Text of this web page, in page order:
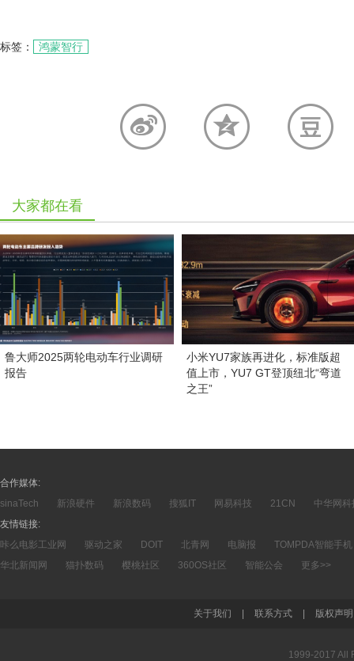
标签： 鸿蒙智行
大家都在看
鲁大师2025两轮电动车行业调研
报告
小米YU7家族再进化，标准版超
值上市，YU7 GT登顶纽北“弯道
之王”
合作媒体:
sinaTech
新浪硬件 新浪数码 搜狐IT 网易科技 21CN
中华网科
友情链接:
咔么电影工业网
驱动之家 DOIT 北青网 电脑报
TOMPDA智能手机
华北新闻网
猫扑数码 樱桃社区 360OS社区 智能公会 更多>>
关于我们 联系方式 版权声明
1999-2017 All